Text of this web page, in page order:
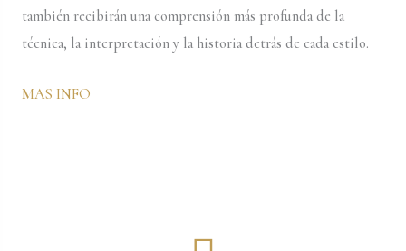
también recibirán una comprensión más profunda de la
técnica, la interpretación y la historia detrás de cada estilo.
MAS INFO